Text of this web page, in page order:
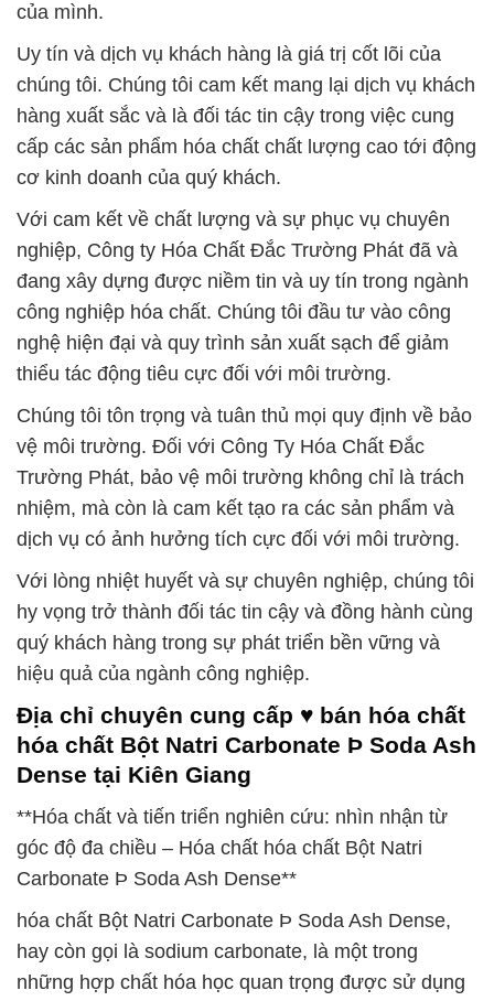
của mình.
Uy tín và dịch vụ khách hàng là giá trị cốt lõi của
chúng tôi. Chúng tôi cam kết mang lại dịch vụ khách
hàng xuất sắc và là đối tác tin cậy trong việc cung
cấp các sản phẩm hóa chất chất lượng cao tới động
cơ kinh doanh của quý khách.
Với cam kết về chất lượng và sự phục vụ chuyên
nghiệp, Công ty Hóa Chất Đắc Trường Phát đã và
đang xây dựng được niềm tin và uy tín trong ngành
công nghiệp hóa chất. Chúng tôi đầu tư vào công
nghệ hiện đại và quy trình sản xuất sạch để giảm
thiểu tác động tiêu cực đối với môi trường.
Chúng tôi tôn trọng và tuân thủ mọi quy định về bảo
vệ môi trường. Đối với Công Ty Hóa Chất Đắc
Trường Phát, bảo vệ môi trường không chỉ là trách
nhiệm, mà còn là cam kết tạo ra các sản phẩm và
dịch vụ có ảnh hưởng tích cực đối với môi trường.
Với lòng nhiệt huyết và sự chuyên nghiệp, chúng tôi
hy vọng trở thành đối tác tin cậy và đồng hành cùng
quý khách hàng trong sự phát triển bền vững và
hiệu quả của ngành công nghiệp.
Địa chỉ chuyên cung cấp ♥ bán hóa chất
hóa chất Bột Natri Carbonate Þ Soda Ash
Dense tại Kiên Giang
**Hóa chất và tiến triển nghiên cứu: nhìn nhận từ
góc độ đa chiều – Hóa chất hóa chất Bột Natri
Carbonate Þ Soda Ash Dense**
hóa chất Bột Natri Carbonate Þ Soda Ash Dense,
hay còn gọi là sodium carbonate, là một trong
những hợp chất hóa học quan trọng được sử dụng